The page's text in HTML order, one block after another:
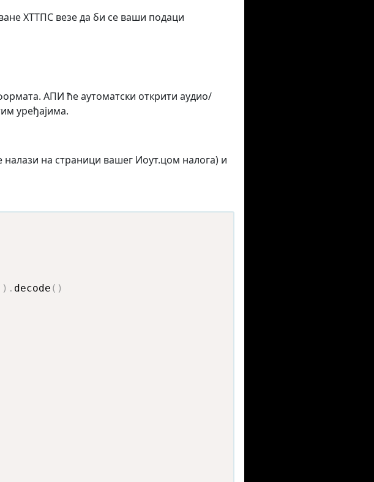
ХТТПС везе да би се ваши подаци
АПИ ће аутоматски открити аудио/
уређајима.
на страници вашег Иоут.цом налога) и
) . decode ( )